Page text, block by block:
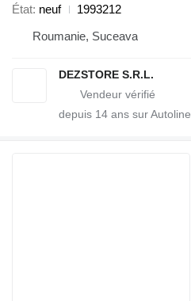
État neuf
1993212
Roumanie, Suceava
DEZSTORE S.R.L.
depuis 14 ans sur Autoline